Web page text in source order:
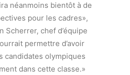
néanmoins bientôt à de
pour les cadres»,
Scherrer, chef d’équipe
permettre d’avoir
candidates olympiques
dans cette classe.»